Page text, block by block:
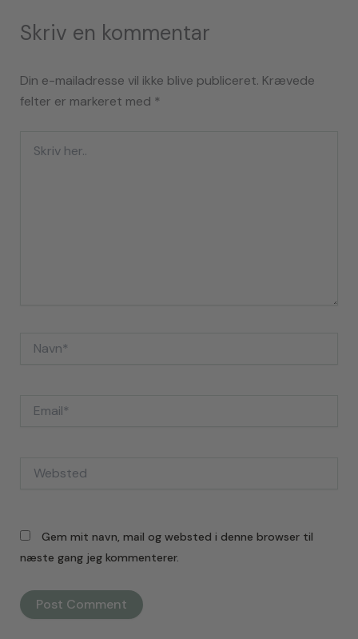
Skriv en kommentar
Din e-mailadresse vil ikke blive publiceret. Krævede
felter er markeret med *
her..
Gem mit navn, mail og websted i denne browser til
næste gang jeg kommenterer.